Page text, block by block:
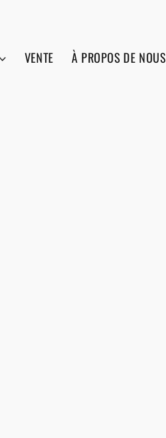
VENTE À PROPOS DE NOUS